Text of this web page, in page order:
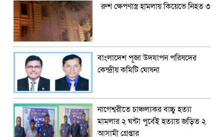
রুশ ক্ষেপণাস্ত্র হামলায় কিয়েভে নিহত ৩
বাংলাদেশ পূজা উদযাপন পরিষদের
কেন্দ্রীয় কমিটি ঘোষনা
নাগেশ্বরীতে চাঞ্চল্যকর বাচ্চু হত্যা
মামলার ২ ঘন্টা পুর্বেই হত্যায় জড়িত ২
আসামী গ্রেপ্তার